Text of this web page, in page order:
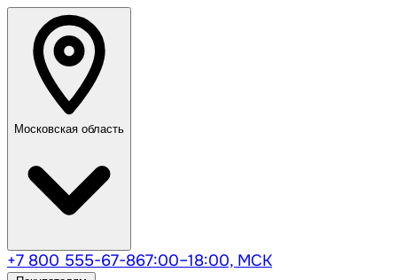
Московская область
+7 800 555-67-867:00–18:00, МСК